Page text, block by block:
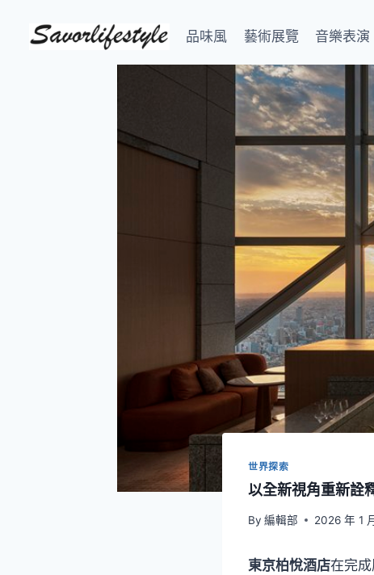
品味風 藝術展覽 音樂表演
世界探索
以全新視角重新詮
By 編輯部 2026 年 1
東京柏悅酒店在完